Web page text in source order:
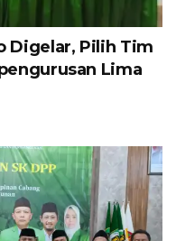
Digelar, Pilih Tim
Lima